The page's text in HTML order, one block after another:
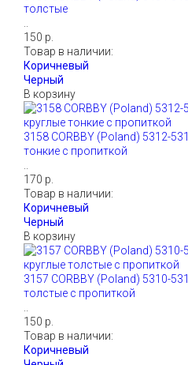
толстые
150 р.
Товар в наличии:
В корзину
3158 CORBBY (Poland) 5312-
тонкие с пропиткой
170 р.
Товар в наличии:
В корзину
3157 CORBBY (Poland) 5310-
толстые с пропиткой
150 р.
Товар в наличии: